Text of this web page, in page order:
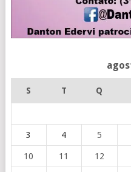
S T Q
3 4 5
10 11 12